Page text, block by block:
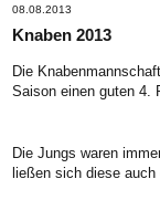
08.08.2013
Knaben 2013
Die
Saison einen guten 4.
Die Jungs waren
ließen sich diese